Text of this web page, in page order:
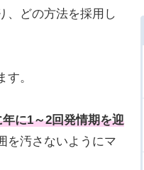
、どの方法を採用し
。
に1～2回発情期を迎
を汚さないようにマ